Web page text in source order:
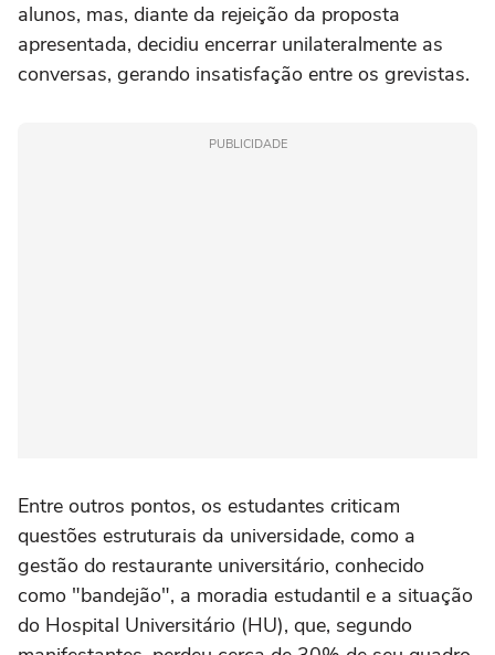
alunos, mas, diante da rejeição da proposta
apresentada, decidiu encerrar unilateralmente as
conversas, gerando insatisfação entre os grevistas.
PUBLICIDADE
Entre outros pontos, os estudantes criticam
questões estruturais da universidade, como a
gestão do restaurante universitário, conhecido
como "bandejão", a moradia estudantil e a situação
do Hospital Universitário (HU), que, segundo